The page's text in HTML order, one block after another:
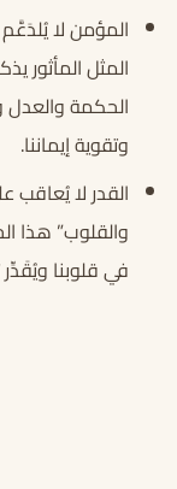
المؤمن لا
المثل المأثور
الحكمة والعدل
وتقوية إيماننا.
القدر لا يُعاقب
والقلوب” هذا
في قلوبنا ويُقَدِّر